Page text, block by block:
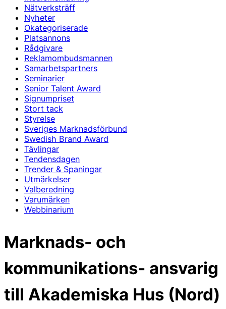
Nätverksträff
Nyheter
Okategoriserade
Platsannons
Rådgivare
Reklamombudsmannen
Samarbetspartners
Seminarier
Senior Talent Award
Signumpriset
Stort tack
Styrelse
Sveriges Marknadsförbund
Swedish Brand Award
Tävlingar
Tendensdagen
Trender & Spaningar
Utmärkelser
Valberedning
Varumärken
Webbinarium
Marknads- och
kommunikations- ansvarig
till Akademiska Hus (Nord)